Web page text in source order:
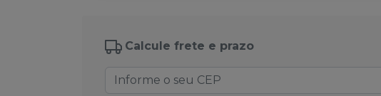
Calcule frete e prazo